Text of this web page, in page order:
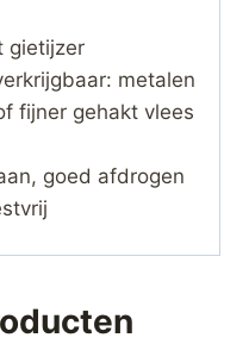
gietijzer
metalen
fijner gehakt vlees
goed afdrogen